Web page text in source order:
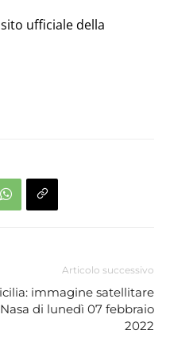
ufficiale della
Articolo successivo
immagine satellitare
Nasa di lunedì 07 febbraio
2022